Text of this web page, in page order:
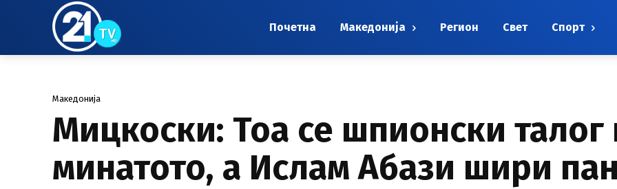
Почетна Македонија Регион Свет Спорт
Македонија
Мицкоски: Тоа се шпионски талог
минатото, а Ислам Абази шири